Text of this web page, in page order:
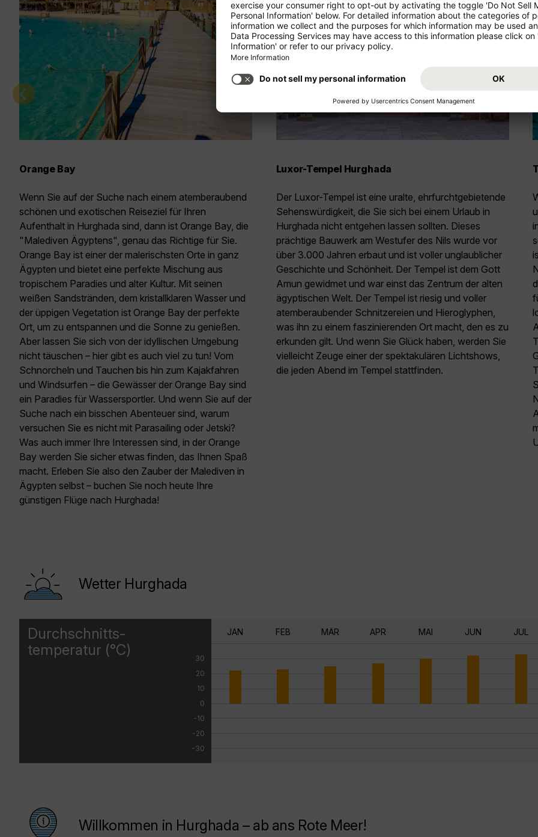
Orange Bay
Wenn Sie auf der Suche nach einem atemberaubend
schönen und exotischen Reiseziel für Ihren
Aufenthalt in Hurghada sind, dann ist Orange Bay, die
"Malediven Ägyptens", genau das Richtige für Sie.
Orange Bay ist einer der malerischsten Orte in ganz
Ägypten und bietet eine perfekte Mischung aus
tropischem Paradies und alter Kultur. Mit seinen
weißen Sandstränden, dem kristallklaren Wasser und
der üppigen Vegetation ist Orange Bay der perfekte
Ort, um zu entspannen und die Sonne zu genießen.
Aber lassen Sie sich von der idyllischen Umgebung
nicht täuschen – hier gibt es auch viel zu tun! Vom
Schnorcheln und Tauchen bis hin zum Kajakfahren
und Windsurfen – die Gewässer der Orange Bay sind
ein Paradies für Wassersportler. Und wenn Sie auf der
Suche nach ein bisschen Abenteuer sind, warum
versuchen Sie es nicht mit Parasailing oder Jetski?
Was auch immer Ihre Interessen sind, in der Orange
Bay werden Sie sicher etwas finden, das Ihnen Spaß
macht. Erleben Sie also den Zauber der Malediven in
Ägypten selbst – buchen Sie noch heute Ihre
günstigen Flüge nach Hurghada!
Luxor-Tempel Hurghada
Der Luxor-Tempel ist eine uralte, ehrfurchtgebietende
Sehenswürdigkeit, die Sie sich bei einem Urlaub in
Hurghada nicht entgehen lassen sollten. Dieses
prächtige Bauwerk am Westufer des Nils wurde vor
über 3.000 Jahren erbaut und ist voller unglaublicher
Geschichte und Schönheit. Der Tempel ist dem Gott
Amun gewidmet und war einst das Zentrum der alten
ägyptischen Welt. Der Tempel ist riesig und voller
atemberaubender Schnitzereien und Hieroglyphen,
was ihn zu einem faszinierenden Ort macht, den es zu
erkunden gilt. Und wenn Sie Glück haben, werden Sie
vielleicht Zeuge einer der spektakulären Lichtshows,
die jeden Abend im Tempel stattfinden.
Wetter Hurghada
Durchschnitts-
temperatur (°C)
30
20
10
0
-10
-20
-30
JAN FEB MÄR APR MAI JUN JUL
Willkommen in Hurghada – ab ans Rote Meer!